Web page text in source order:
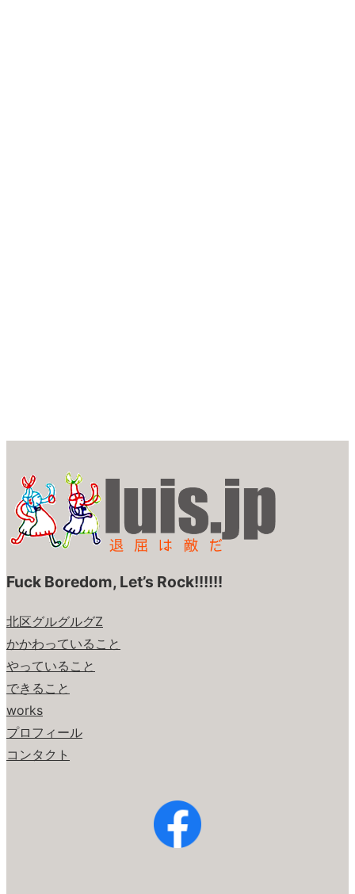
Fuck Boredom, Let’s Rock!!!!!!
北区グルグルグZ
かかわっていること
やっていること
できること
works
プロフィール
コンタクト